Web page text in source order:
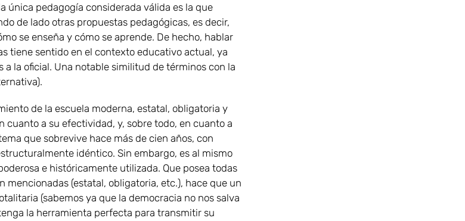
única pedagogía considerada válida es la que
de lado otras propuestas pedagógicas, es decir,
se enseña y cómo se aprende. De hecho, hablar
tiene sentido en el contexto educativo actual, ya
a la oficial. Una notable similitud de términos con la
de la escuela moderna, estatal, obligatoria y
cuanto a su efectividad, y, sobre todo, en cuanto a
que sobrevive hace más de cien años, con
idéntico. Sin embargo, es al mismo
e históricamente utilizada. Que posea todas
mencionadas (estatal, obligatoria, etc.), hace que un
(sabemos ya que la democracia no nos salva
la herramienta perfecta para transmitir su